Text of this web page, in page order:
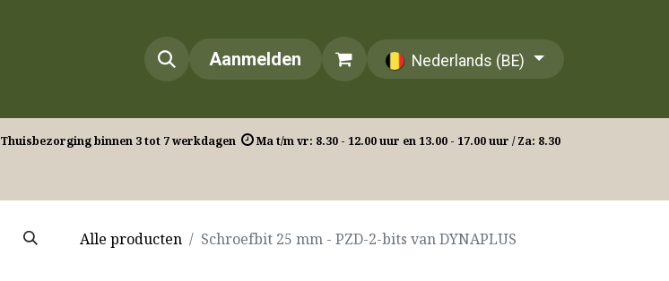
ContactAanmelden Nederlands (BE)
Thuisbezorging binnen 3 tot 7 werkdagen
Ma t/m vr: 8.30 - 12.00 uur en 13.00 - 17.00 uur / Za: 8.30
Alle producten Schroefbit 25 mm - PZD-2-bits van DYNAPLUS